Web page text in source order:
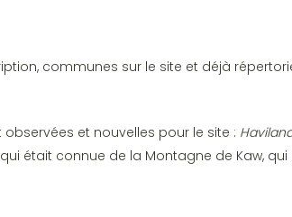
communes sur le site et déjà
et nouvelles pour le site :
était connue de la Montagne de Kaw,